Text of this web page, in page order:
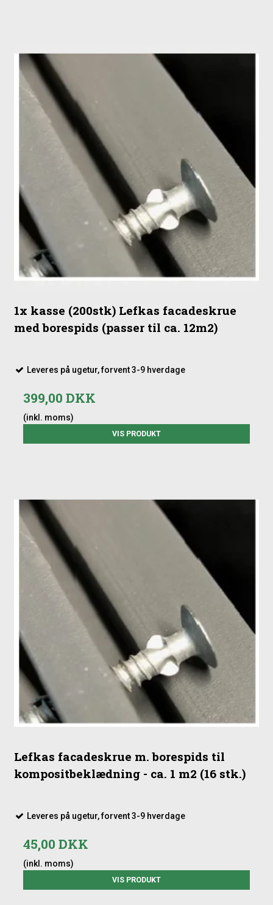
1x kasse (200stk) Lefkas facadeskrue
med borespids (passer til ca. 12m2)
Leveres på ugetur, forvent 3-9 hverdage
399,00 DKK
(inkl. moms)
VIS PRODUKT
Lefkas facadeskrue m. borespids til
kompositbeklædning - ca. 1 m2 (16 stk.)
Leveres på ugetur, forvent 3-9 hverdage
45,00 DKK
(inkl. moms)
VIS PRODUKT